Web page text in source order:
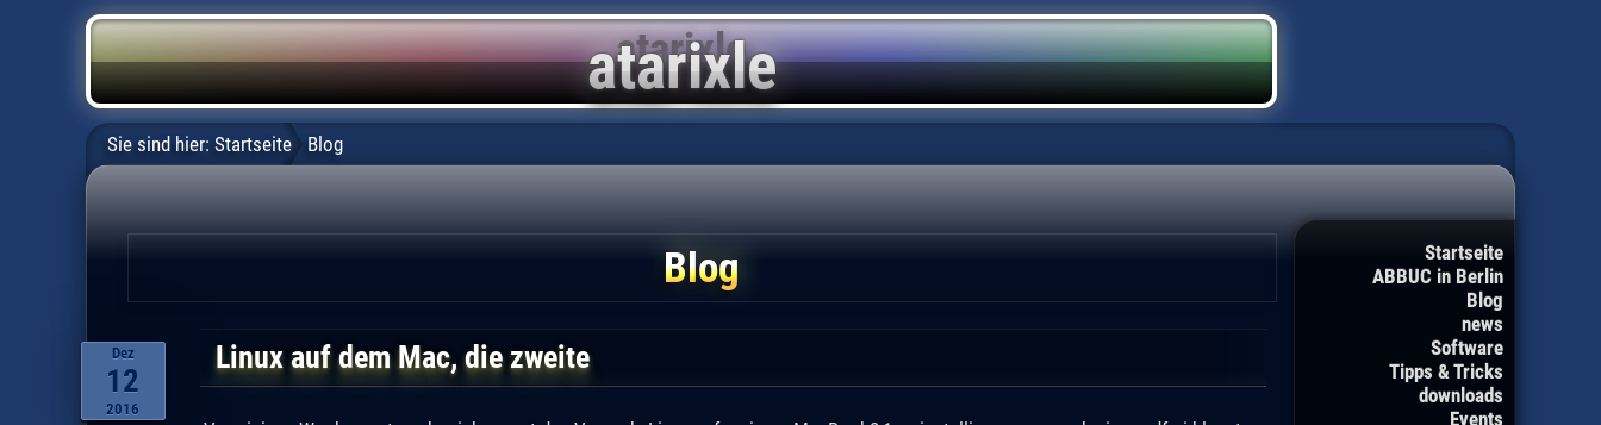
Startseite
ABBUC in Berlin
Blog
news
Software
Tipps & Tricks
downloads
Events
Sie sind hier: Startseite Blog
Blog
Dez
12
2016
Linux auf dem Mac, die zweite